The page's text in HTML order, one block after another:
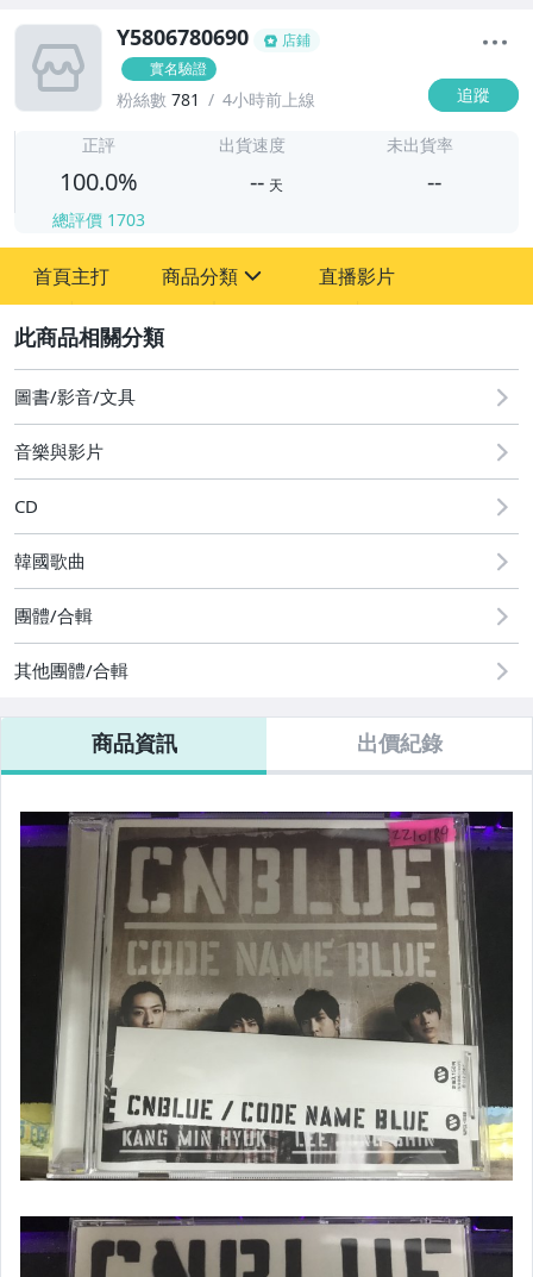
Y5806780690
店鋪
實名驗證
粉絲數 781 4小時前上線 追蹤
正評
100.0%
總評價 1703
出貨速度
-- 天
未出貨率
--
首頁主打 商品分類
其它
直播影片
圖書/影音/文具
音樂與影片
CD
韓國歌曲
團體/合輯
其他團體/合輯
商品資訊 出價紀錄